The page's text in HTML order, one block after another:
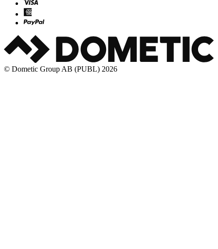
© Dometic Group AB (PUBL) 2026